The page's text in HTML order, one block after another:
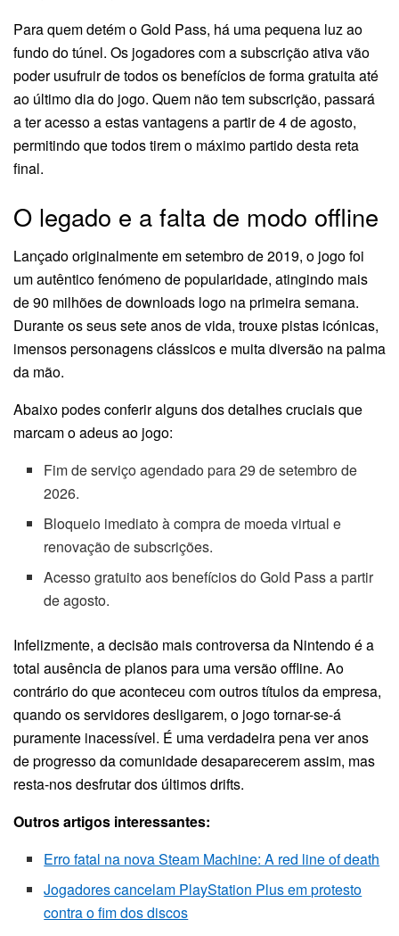
Para quem detém o Gold Pass, há uma pequena luz ao
fundo do túnel. Os jogadores com a subscrição ativa vão
poder usufruir de todos os benefícios de forma gratuita até
ao último dia do jogo. Quem não tem subscrição, passará
a ter acesso a estas vantagens a partir de 4 de agosto,
permitindo que todos tirem o máximo partido desta reta
final.
O legado e a falta de modo offline
Lançado originalmente em setembro de 2019, o jogo foi
um autêntico fenómeno de popularidade, atingindo mais
de 90 milhões de downloads logo na primeira semana.
Durante os seus sete anos de vida, trouxe pistas icónicas,
imensos personagens clássicos e muita diversão na palma
da mão.
Abaixo podes conferir alguns dos detalhes cruciais que
marcam o adeus ao jogo:
Fim de serviço agendado para 29 de setembro de
2026.
Bloqueio imediato à compra de moeda virtual e
renovação de subscrições.
Acesso gratuito aos benefícios do Gold Pass a partir
de agosto.
Infelizmente, a decisão mais controversa da Nintendo é a
total ausência de planos para uma versão offline. Ao
contrário do que aconteceu com outros títulos da empresa,
quando os servidores desligarem, o jogo tornar-se-á
puramente inacessível. É uma verdadeira pena ver anos
de progresso da comunidade desaparecerem assim, mas
resta-nos desfrutar dos últimos drifts.
Outros artigos interessantes:
Erro fatal na nova Steam Machine: A red line of death
Jogadores cancelam PlayStation Plus em protesto
contra o fim dos discos